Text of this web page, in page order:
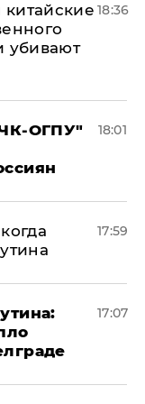
убивают
18:36
ОГПУ"
18:01
17:59
17:07